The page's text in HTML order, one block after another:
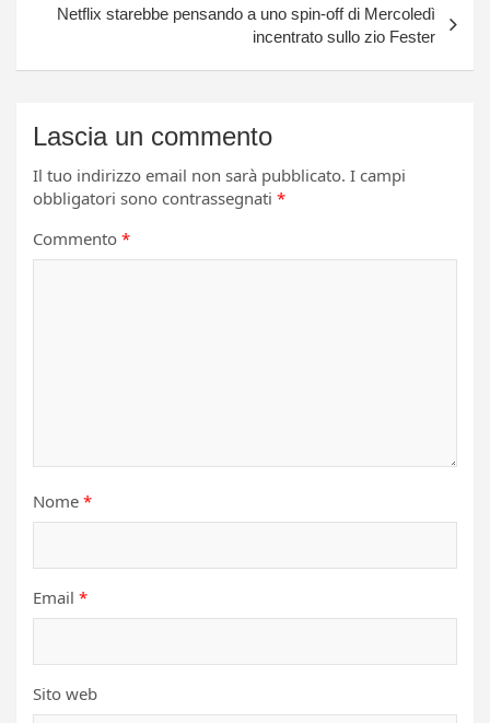
Netflix starebbe pensando a uno spin-off di Mercoledì
incentrato sullo zio Fester
Lascia un commento
Il tuo indirizzo email non sarà pubblicato. I campi
obbligatori sono contrassegnati *
Commento *
Nome *
Email *
Sito web